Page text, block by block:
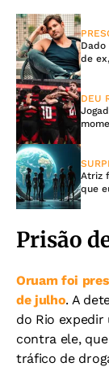
de
DEU
Atriz
que
Prisão
Oruam foi
de julho. A
do Rio
contra ele,
tráfico de